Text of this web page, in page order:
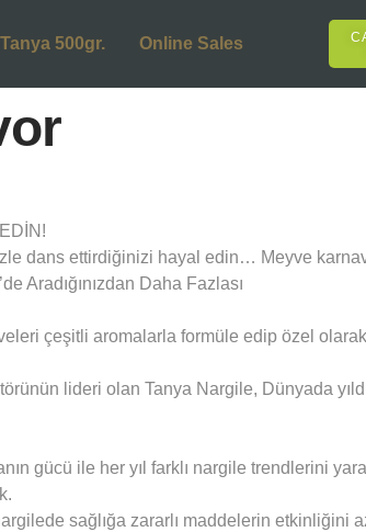
Tanya 500gr. Online Sales
dans ettirdiğinizi hayal edin… Meyve
Aradığınızdan Daha Fazlası
çeşitli aromalarla formüle edip özel
lideri olan Tanya Nargile, Dünyada
gücü ile her yıl farklı nargile trendlerini
sağlığa zararlı maddelerin etkinliğini